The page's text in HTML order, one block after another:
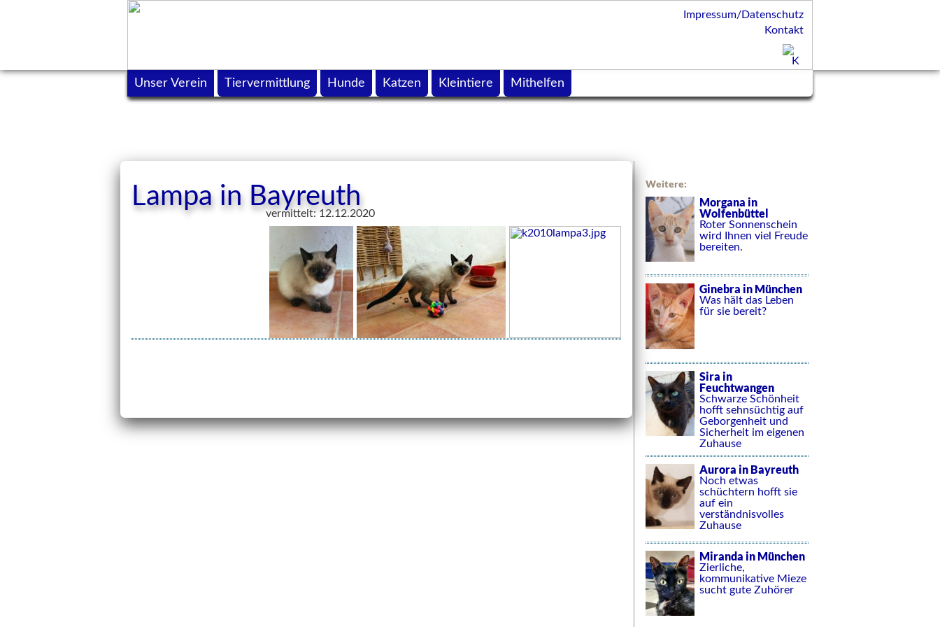
Weitere:
Morgana in
Wolfenbüttel
Roter Sonnenschein
wird Ihnen viel Freude
bereiten.
Ginebra in München
Was hält das Leben
für sie bereit?
Sira in
Feuchtwangen
Schwarze Schönheit
hofft sehnsüchtig auf
Geborgenheit und
Sicherheit im eigenen
Zuhause
Aurora in Bayreuth
Noch etwas
schüchtern hofft sie
auf ein
verständnisvolles
Zuhause
Miranda in München
Zierliche,
kommunikative Mieze
sucht gute Zuhörer
Lampa in Bayreuth
vermittelt: 12.12.2020
Impressum/Datenschutz
Kontakt
Unser Verein Tiervermittlung Hunde Katzen Kleintiere Mithelfen